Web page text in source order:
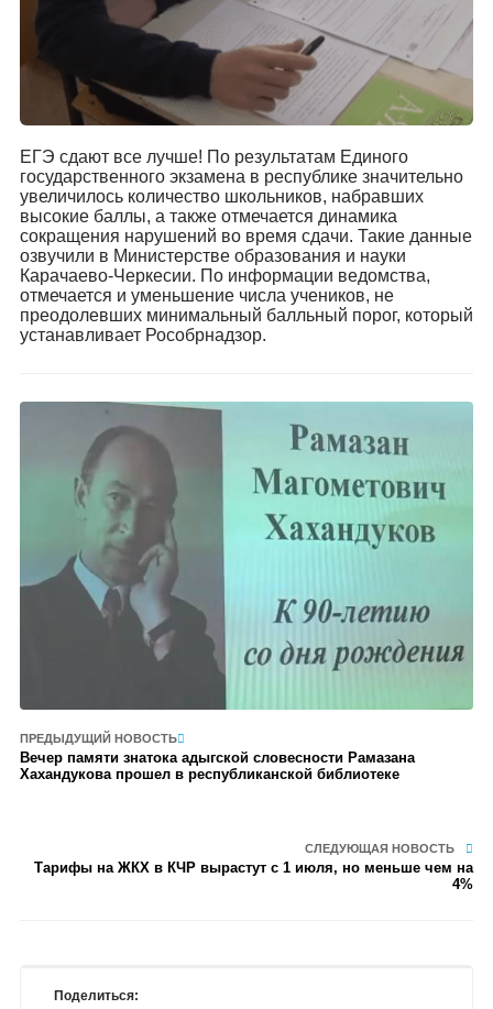
ЕГЭ сдают все лучше! По результатам Единого
государственного экзамена в республике значительно
увеличилось количество школьников, набравших
высокие баллы, а также отмечается динамика
сокращения нарушений во время сдачи. Такие данные
озвучили в Министерстве образования и науки
Карачаево-Черкесии. По информации ведомства,
отмечается и уменьшение числа учеников, не
преодолевших минимальный балльный порог, который
устанавливает Рособрнадзор.
ПРЕДЫДУЩИЙ НОВОСТЬ
Вечер памяти знатока адыгской словесности Рамазана
Хахандукова прошел в республиканской библиотеке
СЛЕДУЮЩАЯ НОВОСТЬ
Тарифы на ЖКХ в КЧР вырастут с 1 июля, но меньше чем на
4%
Поделиться: